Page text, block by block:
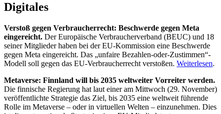
Digitales
Verstoß gegen Verbraucherrecht: Beschwerde gegen Meta
eingereicht. Der Europäische Verbraucherverband (BEUC) und 18
seiner Mitglieder haben bei der EU-Kommission eine Beschwerde
gegen Meta eingereicht. Das „unfaire Bezahlen-oder-Zustimmen“-
Modell soll gegen das EU-Verbraucherrecht verstoßen. Weiterlesen.
Metaverse: Finnland will bis 2035 weltweiter Vorreiter werden.
Die finnische Regierung hat laut einer am Mittwoch (29. November)
veröffentlichte Strategie das Ziel, bis 2035 eine weltweit führende
Rolle im Metaverse – oder in virtuellen Welten – einzunehmen. Dies